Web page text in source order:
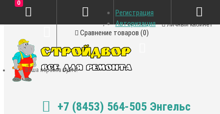
Личный кабинет
Закладки (0)
Сравнение товаров (0)
+7 (8453) 564-505 Энгельс
Регистрация
Авторизация
0
Ваша корзина пуста!